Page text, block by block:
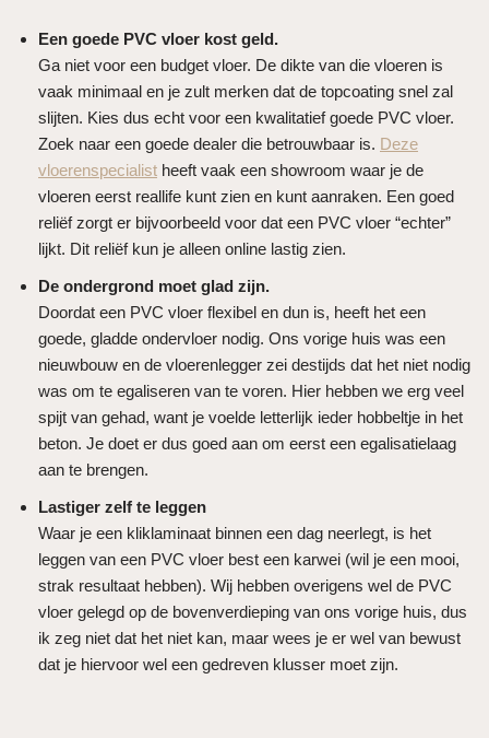
Een goede PVC vloer kost geld.
Ga niet voor een budget vloer. De dikte van die vloeren is
vaak minimaal en je zult merken dat de topcoating snel zal
slijten. Kies dus echt voor een kwalitatief goede PVC vloer.
Zoek naar een goede dealer die betrouwbaar is. Deze
vloerenspecialist heeft vaak een showroom waar je de
vloeren eerst reallife kunt zien en kunt aanraken. Een goed
reliëf zorgt er bijvoorbeeld voor dat een PVC vloer “echter”
lijkt. Dit reliëf kun je alleen online lastig zien.
De ondergrond moet glad zijn.
Doordat een PVC vloer flexibel en dun is, heeft het een
goede, gladde ondervloer nodig. Ons vorige huis was een
nieuwbouw en de vloerenlegger zei destijds dat het niet nodig
was om te egaliseren van te voren. Hier hebben we erg veel
spijt van gehad, want je voelde letterlijk ieder hobbeltje in het
beton. Je doet er dus goed aan om eerst een egalisatielaag
aan te brengen.
Lastiger zelf te leggen
Waar je een kliklaminaat binnen een dag neerlegt, is het
leggen van een PVC vloer best een karwei (wil je een mooi,
strak resultaat hebben). Wij hebben overigens wel de PVC
vloer gelegd op de bovenverdieping van ons vorige huis, dus
ik zeg niet dat het niet kan, maar wees je er wel van bewust
dat je hiervoor wel een gedreven klusser moet zijn.